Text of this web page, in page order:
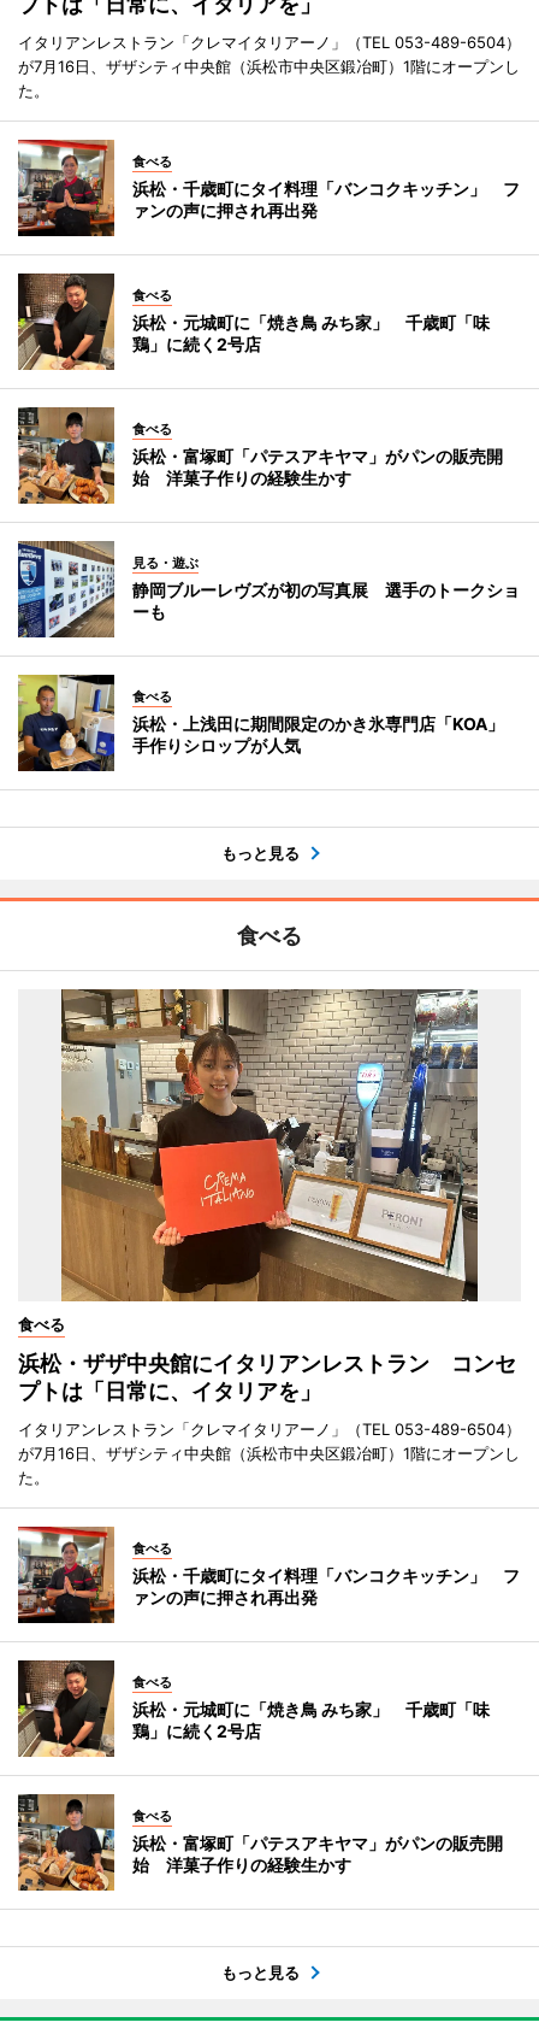
イタリアンレストラン「クレマイタリアーノ」（TEL 053-489-6504）
が7月16日、ザザシティ中央館（浜松市中央区鍛冶町）1階にオープンし
た。
食べる
浜松・千歳町にタイ料理「バンコクキッチン」 フ
ァンの声に押され再出発
食べる
浜松・元城町に「焼き鳥 みち家」 千歳町「味
鶏」に続く2号店
食べる
浜松・富塚町「パテスアキヤマ」がパンの販売開
始 洋菓子作りの経験生かす
見る・遊ぶ
静岡ブルーレヴズが初の写真展 選手のトークショ
ーも
食べる
浜松・上浅田に期間限定のかき氷専門店「KOA」
手作りシロップが人気
もっと見る
食べる
食べる
浜松・ザザ中央館にイタリアンレストラン コンセ
プトは「日常に、イタリアを」
イタリアンレストラン「クレマイタリアーノ」（TEL 053-489-6504）
が7月16日、ザザシティ中央館（浜松市中央区鍛冶町）1階にオープンし
た。
食べる
浜松・千歳町にタイ料理「バンコクキッチン」 フ
ァンの声に押され再出発
食べる
浜松・元城町に「焼き鳥 みち家」 千歳町「味
鶏」に続く2号店
食べる
浜松・富塚町「パテスアキヤマ」がパンの販売開
始 洋菓子作りの経験生かす
もっと見る